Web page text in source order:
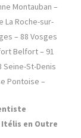
Montauban –
La Roche-sur-
– 88 Vosges
Belfort – 91
Seine-St-Denis
Pontoise –
en Outre